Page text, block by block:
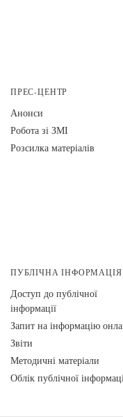
ПРЕС-ЦЕНТР
Анонси
Робота зі ЗМІ
Розсилка матеріалів
ПУБЛІЧНА ІНФОРМАЦІЯ
Доступ до публічної
інформації
Запит на інформацію
Звіти
Методичні матеріали
Облік публічної